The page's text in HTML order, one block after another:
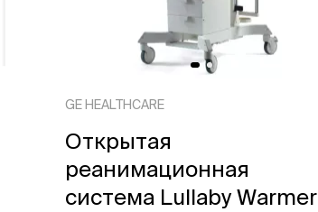
GE HEALTHCARE
Открытая
реанимационная
система Lullaby Warmer